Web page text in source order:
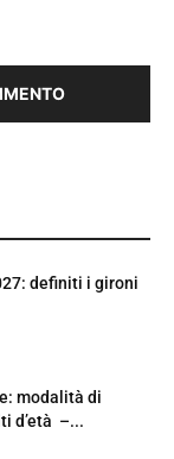
definiti i gironi
modalità di
d’età –...